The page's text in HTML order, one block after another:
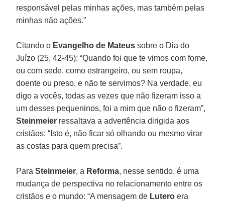
responsável pelas minhas ações, mas também pelas
minhas não ações.”
Citando o Evangelho de Mateus sobre o Dia do
Juízo (25, 42-45): “Quando foi que te vimos com fome,
ou com sede, como estrangeiro, ou sem roupa,
doente ou preso, e não te servimos? Na verdade, eu
digo a vocês, todas as vezes que não fizeram isso a
um desses pequeninos, foi a mim que não o fizeram”,
Steinmeier ressaltava a advertência dirigida aos
cristãos: “Isto é, não ficar só olhando ou mesmo virar
as costas para quem precisa”.
ParaSteinmeier, a Reforma, nesse sentido, é uma
mudança de perspectiva no relacionamento entre os
cristãos e o mundo: “A mensagem de Lutero era